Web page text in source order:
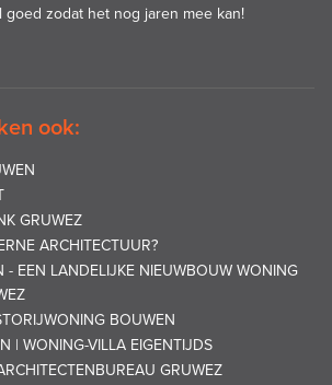
zodat het nog jaren mee kan!
ook:
GRUWEZ
ARCHITECTUUR?
- EEN LANDELIJKE NIEUWBOUW WONING
BOUWEN
| WONING-VILLA EIGENTIJDS
GRUWEZ